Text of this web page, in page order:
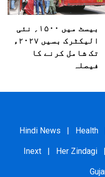
بیسٹ میں ۱۵۰۰؍ نئی
الیکٹرک بسیں ۲۰۲۷ء
تک شامل کرنے کا
فیصلہ
Hindi News | Health
Inext | Her Zindagi |